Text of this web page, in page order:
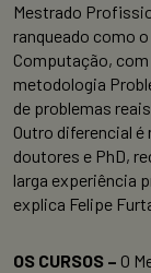
Mestrado
ranqueado como
Computação,
metodologia
de problemas
Outro diferencial
doutores e PhD,
larga experiência
explica Felipe
OS CURSOS – O